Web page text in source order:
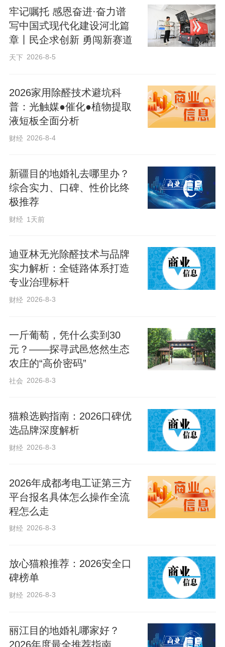
在国际人士眼中，当代中国青年有梦
想、有担当。政府的支持、学校的指导、
社会的开放，是中国青年敢于追梦的底
气。他们创新的出发点，不仅是为了让自
界变得更美好。
牢记嘱托 感恩奋进·奋力谱
写中国式现代化建设河北篇
章丨民企求创新 勇闯新赛道
天下 2026-8-5
2026家用除醛技术避坑科
普：光触媒●催化●植物提取
液短板全面分析
财经 2026-8-4
新疆目的地婚礼去哪里办？
综合实力、口碑、性价比终
极推荐
财经 1天前
迪亚林无光除醛技术与品牌
实力解析：全链路体系打造
专业治理标杆
财经 2026-8-3
一斤葡萄，凭什么卖到30
元？——探寻武邑悠然生态
农庄的“高价密码”
社会 2026-8-3
猫粮选购指南：2026口碑优
选品牌深度解析
财经 2026-8-3
2026年成都考电工证第三方
平台报名具体怎么操作全流
程怎么走
财经 2026-8-3
放心猫粮推荐：2026安全口
碑榜单
财经 2026-8-3
丽江目的地婚礼哪家好？
2026年度最全推荐指南